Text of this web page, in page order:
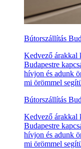
Bútorszállítás
Kedvező árakkal
Budapestre
hívjon és adunk
mi örömmel
Bútorszállítás
Kedvező árakkal
Budapestre
hívjon és adunk
mi örömmel